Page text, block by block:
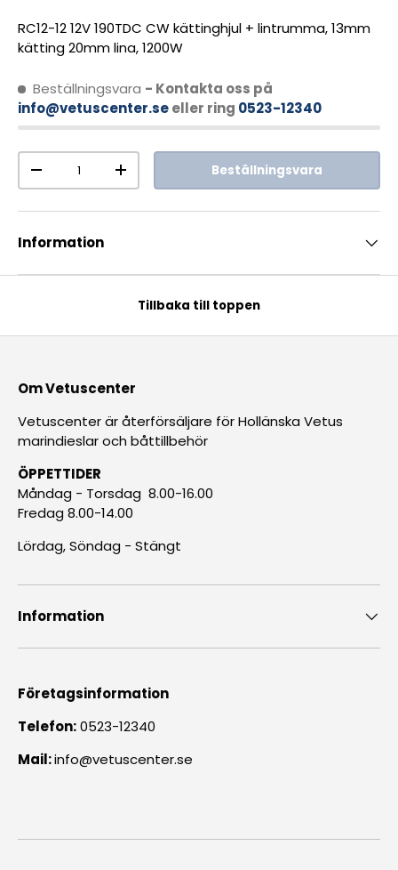
RC12-12 12V 190TDC CW kättinghjul + lintrumma, 13mm
kätting 20mm lina, 1200W
Beställningsvara - Kontakta oss på
info@vetuscenter.seeller ring 0523-12340
Antal
-
+ Beställningsvara
Information
Tillbaka till toppen
Om Vetuscenter
Vetuscenter är återförsäljare för Hollänska Vetus
marindieslar och båttillbehör
ÖPPETTIDER
Måndag - Torsdag 8.00-16.00
Fredag 8.00-14.00
Lördag, Söndag - Stängt
Information
Företagsinformation
Telefon:0523-12340
Mail:info@vetuscenter.se